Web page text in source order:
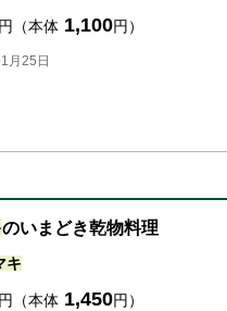
円（本体 1,100円）
月25日
のいまどき乾物料理
キ
円（本体 1,450円）